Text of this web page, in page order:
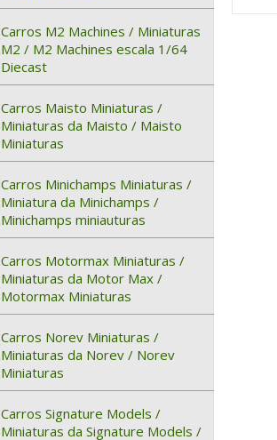
Carros M2 Machines / Miniaturas
M2 / M2 Machines escala 1/64
Diecast
Carros Maisto Miniaturas /
Miniaturas da Maisto / Maisto
Miniaturas
Carros Minichamps Miniaturas /
Miniatura da Minichamps /
Minichamps miniauturas
Carros Motormax Miniaturas /
Miniaturas da Motor Max /
Motormax Miniaturas
Carros Norev Miniaturas /
Miniaturas da Norev / Norev
Miniaturas
Carros Signature Models /
Miniaturas da Signature Models /